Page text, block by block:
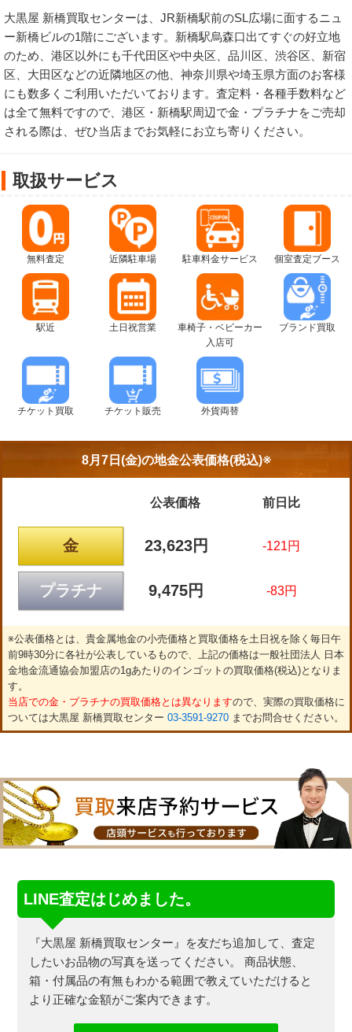
大黒屋 新橋買取センターは、JR新橋駅前のSL広場に面するニュ
ー新橋ビルの1階にございます。新橋駅烏森口出てすぐの好立地
のため、港区以外にも千代田区や中央区、品川区、渋谷区、新宿
区、大田区などの近隣地区の他、神奈川県や埼玉県方面のお客様
にも数多くご利用いただいております。査定料・各種手数料など
は全て無料ですので、港区・新橋駅周辺で金・プラチナをご売却
される際は、ぜひ当店までお気軽にお立ち寄りください。
取扱サービス
無料査定 近隣駐車場 駐車料金サービス 個室査定ブース
駅近 土日祝営業
車椅子・ベビーカー
入店可
ブランド買取
チケット買取 チケット販売 外貨両替
8月7日(金)の地金公表価格(税込)※
公表価格 前日比
金 23,623円 -121円
プラチナ 9,475円 -83円
※公表価格とは、貴金属地金の小売価格と買取価格を土日祝を除く毎日午
前9時30分に各社が公表しているもので、上記の価格は一般社団法人 日本
金地金流通協会加盟店の1gあたりのインゴットの買取価格(税込)となりま
す。
当店での金・プラチナの買取価格とは異なりますので、実際の買取価格に
ついては大黒屋 新橋買取センター 03-3591-9270までお問合せください。
LINE査定はじめました。
『大黒屋 新橋買取センター』を友だち追加して、査定
したいお品物の写真を送ってください。
商品状態、
箱・付属品の有無もわかる範囲で教えていただけると
より正確な金額がご案内できます。